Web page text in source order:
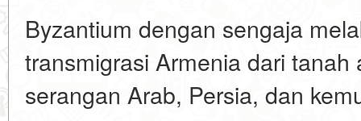
Byzantium dengan sengaja
transmigrasi Armenia dari
serangan Arab, Persia, dan